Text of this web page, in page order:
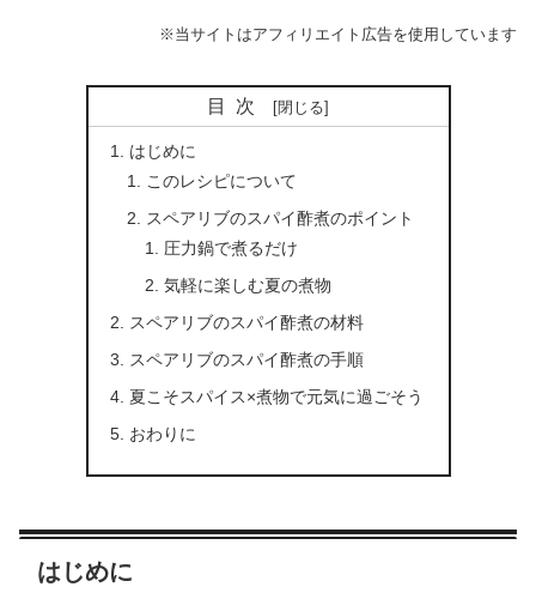
※当サイトはアフィリエイト広告を使用しています
目次
はじめに
このレシピについて
スペアリブのスパイ酢煮のポイント
圧力鍋で煮るだけ
気軽に楽しむ夏の煮物
スペアリブのスパイ酢煮の材料
スペアリブのスパイ酢煮の手順
夏こそスパイス×煮物で元気に過ごそう
おわりに
はじめに